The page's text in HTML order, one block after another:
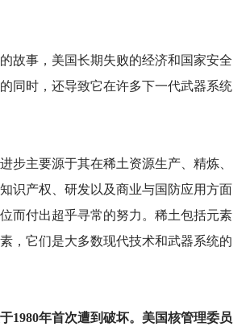
故事，美国长期失败的经济和国家安全
同时，还导致它在许多下一代武器系统
步主要源于其在稀土资源生产、精炼、
识产权、研发以及商业与国防应用方面
而付出超乎寻常的努力。稀土包括元素
，它们是大多数现代技术和武器系统的
1980年首次遭到破坏。美国核管理委员